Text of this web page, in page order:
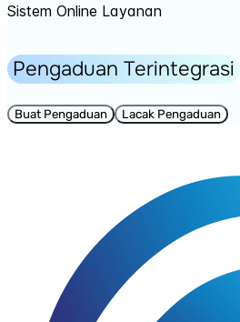
Sistem Online Layanan
Pengaduan Terintegrasi
Buat Pengaduan Lacak Pengaduan